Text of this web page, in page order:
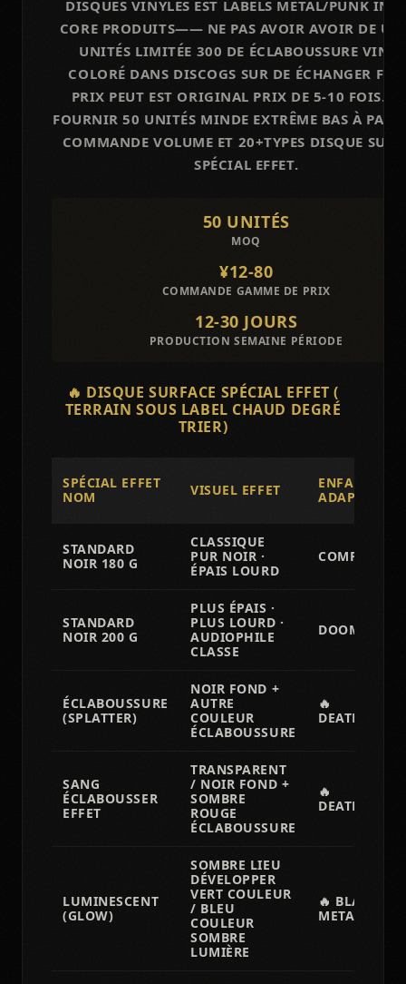
DISQUES VINYLES EST LABELS METAL/PUNK
CORE PRODUITS—— NE PAS AVOIR AVOIR DE
UNITÉS LIMITÉE 300 DE ÉCLABOUSSURE
COLORÉ DANS DISCOGS SUR DE ÉCHANGER
PRIX PEUT EST ORIGINAL PRIX DE 5-10 FOIS.
FOURNIR 50 UNITÉS MINDE EXTRÊME BAS À
COMMANDE VOLUME ET 20+TYPES DISQUE
SPÉCIAL EFFET.
50 UNITÉS
MOQ
¥12-80
COMMANDE GAMME DE PRIX
12-30 JOURS
PRODUCTION SEMAINE PÉRIODE
🔥 DISQUE SURFACE SPÉCIAL EFFET (
TERRAIN SOUS LABEL CHAUD DEGRÉ
TRIER)
SPÉCIAL EFFET
NOM
VISUEL EFFET
ENFANT
ADAPTÉ
STANDARD
NOIR 180 G
CLASSIQUE
PUR NOIR ·
ÉPAIS LOURD
COMPLET
STANDARD
NOIR 200 G
PLUS ÉPAIS ·
PLUS LOURD ·
AUDIOPHILE
CLASSE
DOOM/
ÉCLABOUSSURE
(SPLATTER)
NOIR FOND +
AUTRE
COULEUR
ÉCLABOUSSURE
🔥
DEATH/
SANG
ÉCLABOUSSER
EFFET
TRANSPARENT
/ NOIR FOND +
SOMBRE
ROUGE
ÉCLABOUSSURE
🔥
DEATH/
LUMINESCENT
(GLOW)
SOMBRE LIEU
DÉVELOPPER
VERT COULEUR
/ BLEU
COULEUR
SOMBRE
LUMIÈRE
🔥 BLACK
METAL/